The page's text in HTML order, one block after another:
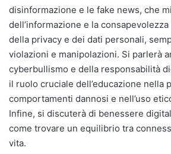
disinformazione e le fake news, che
dell’informazione e la
della privacy e dei dati personali,
violazioni e manipolazioni. Si parlerà
cyberbullismo e della responsabilità
il ruolo cruciale dell’educazione nella
comportamenti dannosi e nell’uso
Infine, si discuterà di benessere
come trovare un equilibrio tra
vita.